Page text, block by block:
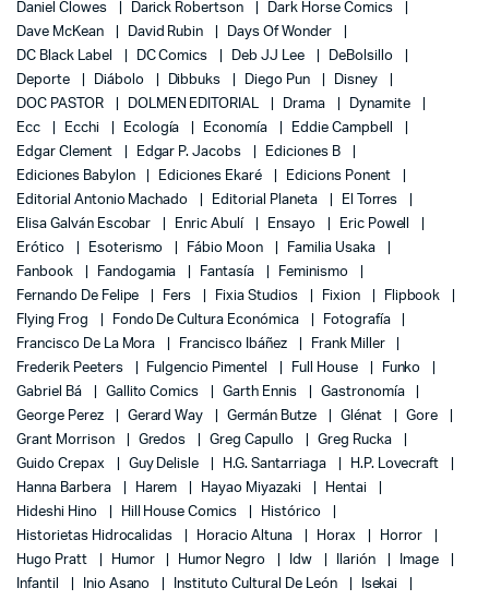
Daniel Clowes
Darick Robertson
Dark Horse Comics
Dave McKean
David Rubin
Days Of Wonder
DC Black Label
DC Comics Deb JJ Lee
DeBolsillo
Deporte
Diábolo Dibbuks Diego Pun
Disney
DOC PASTOR
DOLMEN EDITORIAL Drama
Dynamite
Ecc
Ecchi Ecología Economía
Eddie Campbell
Edgar Clement
Edgar P. Jacobs
Ediciones B
Ediciones Babylon
Ediciones Ekaré
Edicions Ponent
Editorial Antonio Machado
Editorial Planeta
El Torres
Elisa Galván Escobar
Enric Abulí Ensayo
Eric Powell
Erótico
Esoterismo Fábio Moon
Familia Usaka
Fanbook
Fandogamia Fantasía
Feminismo
Fernando De Felipe
Fers Fixia Studios Fixion
Flipbook
Flying Frog
Fondo De Cultura Económica
Fotografía
Francisco De La Mora
Francisco Ibáñez
Frank Miller
Frederik Peeters
Fulgencio Pimentel Full House
Funko
Gabriel Bá
Gallito Comics Garth Ennis
Gastronomía
George Perez
Gerard Way Germán Butze Glénat
Gore
Grant Morrison
Gredos Greg Capullo
Greg Rucka
Guido Crepax
Guy Delisle H.G. Santarriaga
H.P. Lovecraft
Hanna Barbera
Harem Hayao Miyazaki
Hentai
Hideshi Hino
Hill House Comics
Histórico
Historietas Hidrocalidas
Horacio Altuna Horax
Horror
Hugo Pratt
Humor Humor Negro Idw Ilarión
Image
Infantil
Inio Asano Instituto Cultural De León
Isekai